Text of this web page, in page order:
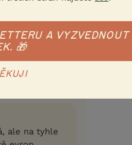
venčících
ale na tyhle
A VYZVEDNOUT
🎁